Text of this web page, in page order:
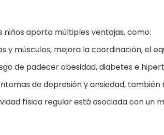
aporta múltiples ventajas, como:
y músculos, mejora la coordinación, el
de padecer obesidad, diabetes e
de depresión y ansiedad,
física regular está asociada con un